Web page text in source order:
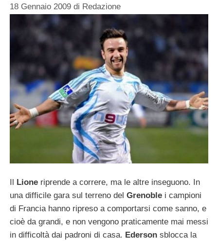
18 Gennaio 2009 di Redazione
Lione riprende a correre, ma le altre inseguono. In
una difficile gara sul terreno del Grenoble i campioni
di Francia hanno ripreso a comportarsi come sanno, e
cioè da grandi, e non vengono praticamente mai messi
in difficoltà dai padroni di casa. Ederson sblocca la